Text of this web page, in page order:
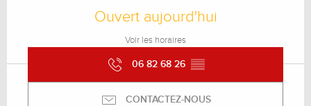
Ouvert aujourd'hui
Voir les horaires
06 82 68 26 ▒▒
CONTACTEZ-NOUS